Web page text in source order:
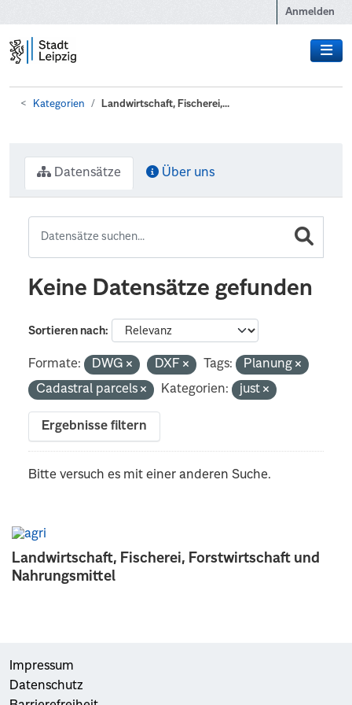
Anmelden
Kategorien Landwirtschaft, Fischerei,...
Landwirtschaft, Fischerei, Forstwirtschaft und
Nahrungsmittel
Datensätze Über uns
Keine Datensätze gefunden
Sortieren nach
Formate: DWG DXF Tags:
Planung
Cadastral parcels
Kategorien: just
Ergebnisse filtern
Bitte versuch es mit einer anderen Suche.
Impressum
Datenschutz